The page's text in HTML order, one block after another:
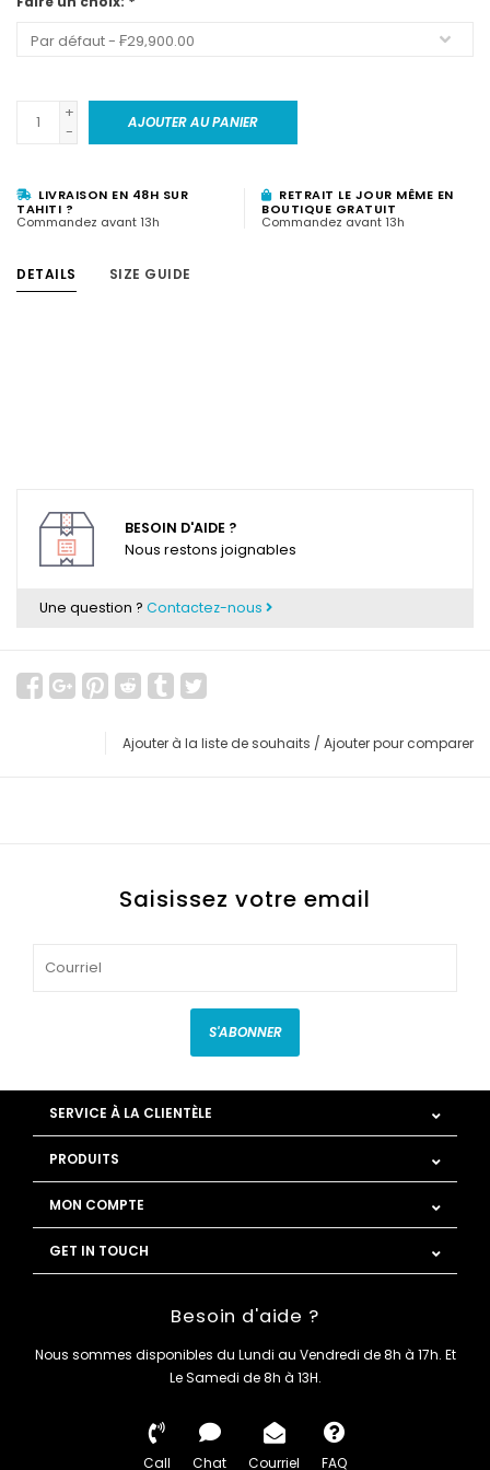
+
-
AJOUTER AU PANIER
LIVRAISON EN 48H SUR
TAHITI ?
Commandez avant 13h
RETRAIT LE JOUR MÊME EN
BOUTIQUE GRATUIT
Commandez avant 13h
DETAILS SIZE GUIDE
BESOIN D'AIDE ?
Nous restons joignables
Une question ? Contactez-nous
Ajouter à la liste de souhaits / Ajouter pour comparer
Saisissez votre email
S'ABONNER
SERVICE À LA CLIENTÈLE
PRODUITS
MON COMPTE
GET IN TOUCH
Besoin d'aide ?
Nous sommes disponibles du Lundi au Vendredi de 8h à 17h. Et
Le Samedi de 8h à 13H.
Call Chat Courriel FAQ